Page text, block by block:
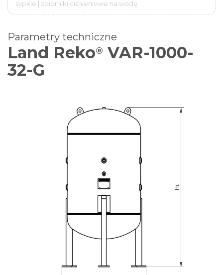
sypkie | zbiorniki ciśnieniowe na wodę
Parametry techniczne
Land Reko® VAR-1000-
32-G